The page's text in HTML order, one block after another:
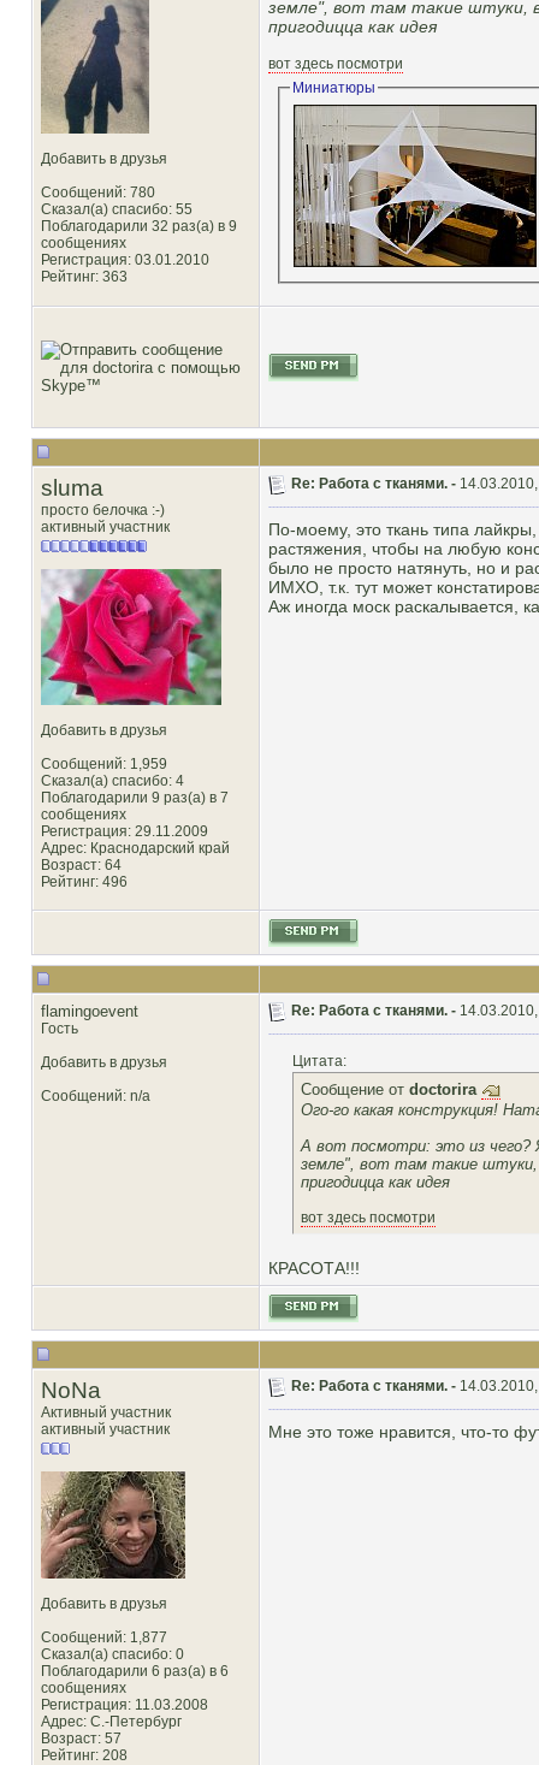
Добавить в друзья
Сообщений: 780
Сказал(а) спасибо: 55
Поблагодарили 32 раз(а) в 9
сообщениях
Регистрация: 03.01.2010
Рейтинг: 363
земле", вот там такие штуки,
пригодицца как идея
вот здесь посмотри
Миниатюры
sluma
просто белочка :-)
активный участник
Добавить в друзья
Сообщений: 1,959
Сказал(а) спасибо: 4
Поблагодарили 9 раз(а) в 7
сообщениях
Регистрация: 29.11.2009
Адрес: Краснодарский край
Возраст: 64
Рейтинг: 496
Re: Работа с тканями. -
По-моему, это ткань типа
растяжения, чтобы на любую
было не просто натянуть, но и
ИМХО, т.к. тут может
Аж иногда моск раскалывается,
flamingoevent
Гость
Добавить в друзья
Сообщений: n/a
Re: Работа с тканями. -
Цитата:
Сообщение от doctorira
Ого-го какая конструкция!
А вот посмотри: это из чего?
земле", вот там такие
пригодицца как идея
вот здесь посмотри
КРАСОТА!!!
NoNa
Активный участник
активный участник
Добавить в друзья
Сообщений: 1,877
Сказал(а) спасибо: 0
Поблагодарили 6 раз(а) в 6
сообщениях
Регистрация: 11.03.2008
Адрес: С.-Петербург
Возраст: 57
Рейтинг: 208
Re: Работа с тканями. -
Мне это тоже нравится, что-то